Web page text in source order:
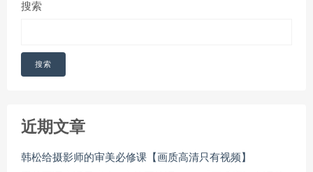
搜索
搜索
近期文章
韩松给摄影师的审美必修课【画质高清只有视频】